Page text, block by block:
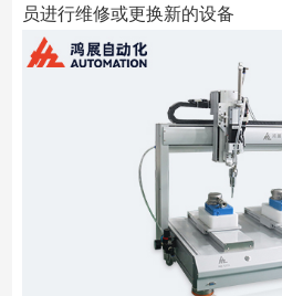
员进行维修或更换新的设备